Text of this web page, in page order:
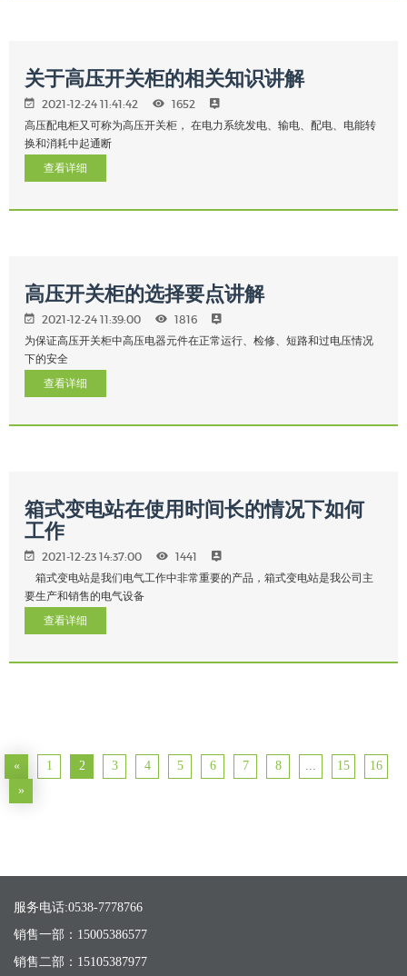
关于高压开关柜的相关知识讲解
2021-12-24 11:41:42 1652
高压配电柜又可称为高压开关柜， 在电力系统发电、输电、配电、电能转
换和消耗中起通断
查看详细
高压开关柜的选择要点讲解
2021-12-24 11:39:00 1816
为保证高压开关柜中高压电器元件在正常运行、检修、短路和过电压情况
下的安全
查看详细
箱式变电站在使用时间长的情况下如何
工作
2021-12-23 14:37:00 1441
箱式变电站是我们电气工作中非常重要的产品，箱式变电站是我公司主
要生产和销售的电气设备
查看详细
« 1 2 3 4 5 6 7 8 15
16
»
服务电话:0538-7778766
销售一部：15005386577
销售二部：15105387977